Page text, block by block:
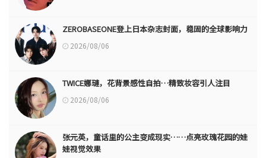
ZEROBASEONE登上日本杂志封面，稳固的全球影响力
2026/08/06
TWICE娜璉，花背景感性自拍…精致妆容引人注目
2026/08/06
张元英，童话里的公主变成现实……点亮玫瑰花园的娃
娃视觉效果